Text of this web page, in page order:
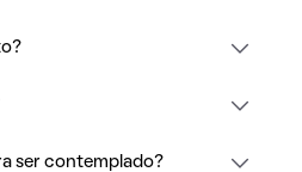
ser contemplado?